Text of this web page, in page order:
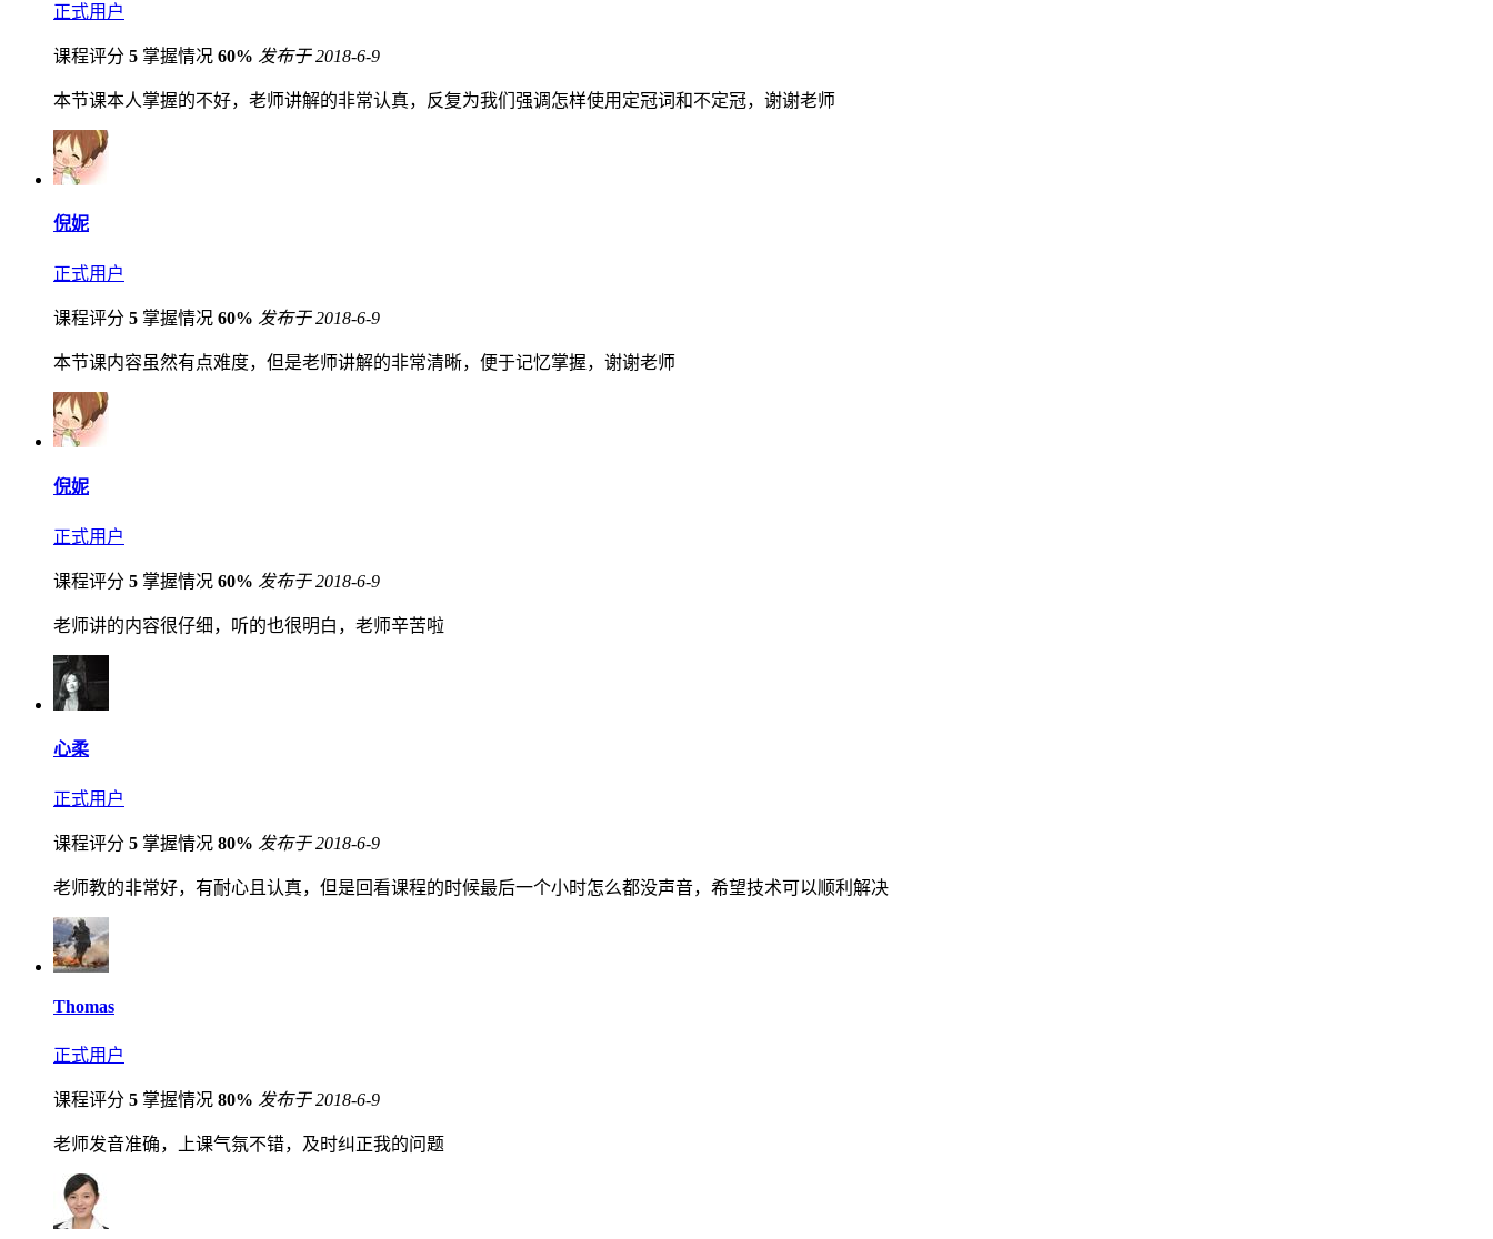
正式用户
课程评分 5 掌握情况 60% 发布于 2018-6-9
本节课本人掌握的不好，老师讲解的非常认真，反复为我们强调怎样使用定冠词和不定冠，谢谢老师
倪妮
正式用户
课程评分 5 掌握情况 60% 发布于 2018-6-9
本节课内容虽然有点难度，但是老师讲解的非常清晰，便于记忆掌握，谢谢老师
倪妮
正式用户
课程评分 5 掌握情况 60% 发布于 2018-6-9
老师讲的内容很仔细，听的也很明白，老师辛苦啦
心柔
正式用户
课程评分 5 掌握情况 80% 发布于 2018-6-9
老师教的非常好，有耐心且认真，但是回看课程的时候最后一个小时怎么都没声音，希望技术可以顺利解决
Thomas
正式用户
课程评分 5 掌握情况 80% 发布于 2018-6-9
老师发音准确，上课气氛不错，及时纠正我的问题